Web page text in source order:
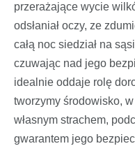
przerażające wycie
odsłaniał oczy, ze
całą noc siedział na
czuwając nad jego
idealnie oddaje rolę
tworzymy środowisko,
własnym strachem,
gwarantem jego